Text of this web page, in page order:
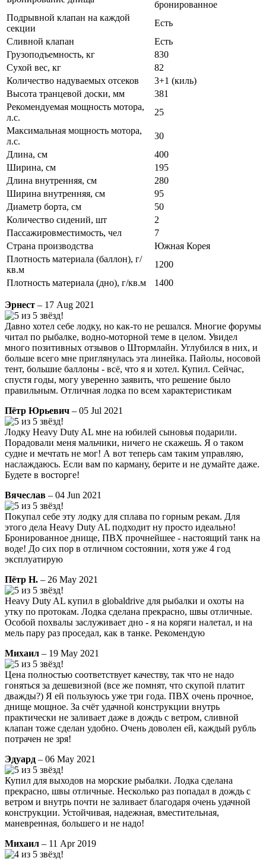
бронированное
Подрывной клапан на каждой
секции
Есть
Сливной клапан
Есть
Грузоподъемность, кг
830
Сухой вес, кг
82
Количество надуваемых отсеков
3+1 (киль)
Высота транцевой доски, мм
381
Рекомендуемая мощность мотора,
л.с.
25
Максимальная мощность мотора,
л.с.
30
Длина, см
400
Ширина, см
195
Длина внутренняя, см
280
Ширина внутренняя, см
95
Диаметр борта, см
50
Количество сидений, шт
2
Пассажировместимость, чел
7
Страна производства
Южная Корея
Плотность материала (баллон), г/
кв.м
1200
Плотность материала (дно), г/кв.м
1400
Эрнест – 17 Aug 2021
Давно хотел себе лодку, но как-то не решался. Многие форумы
читал по рыбалке, водно-моторной теме в целом. Увидел
много позитивных отзывов о Штормлайн. Углубился в них, и
больше всего мне приглянулась эта линейка. Пайолы, носовой
тент, большие баллоны - всё, что я и хотел. Купил. Сейчас,
спустя годы, могу уверенно заявить, что решение было
правильным. Отличная лодка по всем характеристикам
Пётр Юрьевич – 05 Jul 2021
Лодку Heavy Duty AL мне на юбилей сыновья подарили.
Порадовали меня мальчики, ничего не скажешь. Я о таком
судне и мечтать не мог! А вот теперь сам таким управляю,
наслаждаюсь. Если вам по карману, берите и не думайте даже.
Будете в восторге!
Вячеслав – 04 Jun 2021
Покупал себе эту лодку для сплава по горным рекам. Для
этого дела Heavy Duty AL подходит ну просто идеально!
Бронированное днище, ПВХ прочнейшее - настоящий танк на
воде! До сих пор в отличном состоянии, хотя уже 4 год
эксплуатирую
Пётр Н. – 26 May 2021
Heavy Duty AL купил в globaldrive для рыбалки и охоты на
утку по протокам. Лодка сделана прекрасно, швы отличные.
Особой похвалы заслуживает дно - я на коряги налетал, и на
мель пару раз проседал, как в танке. Рекомендую
Михаил – 19 May 2021
Цена полностью соответствует качеству, так что не надо
гоняться за дешевизной (все же помнят, что скупой платит
дважды?) Я ей пользуюсь уже три года. ПВХ очень прочное,
днище мощное. За счёт удачной конструкции внутрь
практически не заливает даже в дождь с ветром, сливной
клапан тоже сделан удобно. Очень доволен ей, каждый рубль
потрачен не зря!
Эдуард – 06 May 2021
Купил для выходов на морские рыбалки. Лодка сделана
прекрасно, швы отличные. Несколько раз попадал в дождь с
ветром и внутрь почти не заливает благодаря очень удачной
конструкции. Устойчивая, надежная, вместительная,
маневренная, большего и не надо!
Михаил – 11 Apr 2019